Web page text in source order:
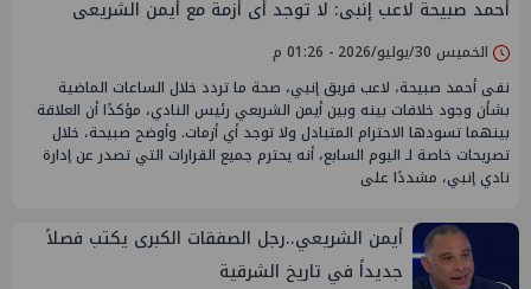
أحمد صبيحة لاعب إنبى: لا توجد أى أزمة مع أيمن الشريعى
الخميس 30/يوليو/2026 - 01:26 م
نفى أحمد صبيحة، لاعب فريق إنبي، صحة ما تردد خلال الساعات الماضية
بشأن وجود خلافات بينه وبين أيمن الشريعي رئيس النادي، مؤكدًا أن العلاقة
بينهما تسودها الاحترام المتبادل ولا توجد أي أزمات. وأوضح صبيحة، خلال
تصريحات خاصة لـ اليوم السابع، أنه يحترم جميع القرارات التي تصدر عن إدارة
نادي إنبي، مشددًا على
أيمن الشريعي..رجل الصفقات الكبرى يكتب فصلاً
جديداً في تاريخ الشرقية